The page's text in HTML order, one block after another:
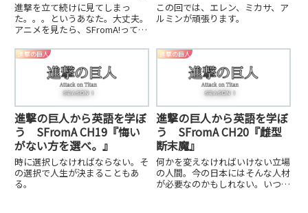
進撃を立て続けに見てしまっ
た。。。というあなた。大丈夫。
アニメを見たら、SFromA!って覚
くれればいい。
この回では、エレン、ミカサ、ア
ルミンが頑張ります。
進撃の巨人
進撃の巨人から英語を学ぼ
う SFromA CH19『悔い
がない方を選べ。』
時に選択しなければならない。そ
の選択で人生が決まることもあ
る。
進撃の巨人
進撃の巨人から英語を学ぼ
う SFromA CH20『雌型
断末魔』
何かを変えなければいけない立場
の人間。今の日本にはそんな人材
が必要なのかもしれない。いつの